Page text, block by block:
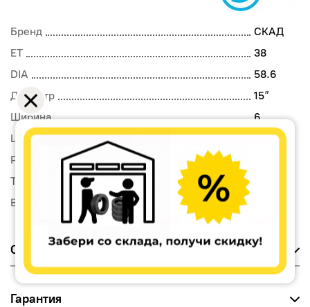
Бренд
СКАД
ET
38
DIA
58.6
Диаметр
15″
Ширина
6
LZ
4
PCD
Тип диска
Вылет (ET)
Оплата
Гарантия